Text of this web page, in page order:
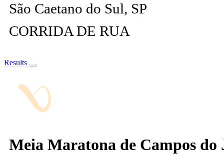
São Caetano do Sul, SP
CORRIDA DE RUA
Results
Meia Maratona de Campos do